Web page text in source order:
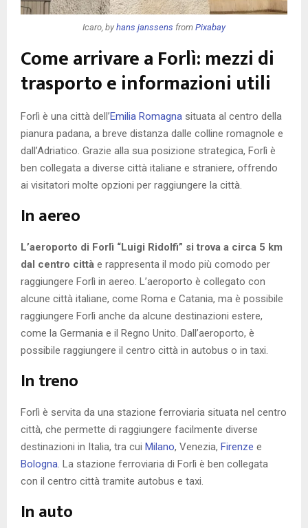
Icaro, by hans janssens from Pixabay
Come arrivare a Forlì: mezzi di
trasporto e informazioni utili
Forlì è una città dell’Emilia Romagna situata al centro della
pianura padana, a breve distanza dalle colline romagnole e
dall’Adriatico. Grazie alla sua posizione strategica, Forlì è
ben collegata a diverse città italiane e straniere, offrendo
ai visitatori molte opzioni per raggiungere la città.
In aereo
L’aeroporto di Forlì “Luigi Ridolfi” si trova a circa 5 km
dal centro città e rappresenta il modo più comodo per
raggiungere Forlì in aereo. L’aeroporto è collegato con
alcune città italiane, come Roma e Catania, ma è possibile
raggiungere Forlì anche da alcune destinazioni estere,
come la Germania e il Regno Unito. Dall’aeroporto, è
possibile raggiungere il centro città in autobus o in taxi.
In treno
Forlì è servita da una stazione ferroviaria situata nel centro
città, che permette di raggiungere facilmente diverse
destinazioni in Italia, tra cui Milano, Venezia, Firenze e
Bologna. La stazione ferroviaria di Forlì è ben collegata
con il centro città tramite autobus e taxi.
In auto